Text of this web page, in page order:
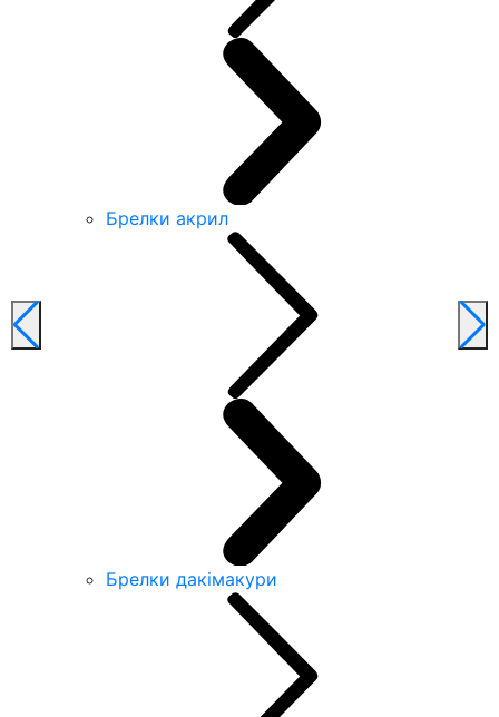
Брелки акрил
Брелки дакімакури